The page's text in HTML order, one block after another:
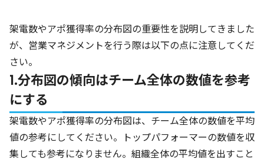
架電数やアポ獲得率の分布図の重要性を説明してきました
が、営業マネジメントを行う際は以下の点に注意してくだ
さい。
1.分布図の傾向はチーム全体の数値を参考
にする
架電数やアポ獲得率の分布図は、チーム全体の数値を平均
値の参考にしてください。トップパフォーマーの数値を収
集しても参考になりません。組織全体の平均値を出すこと